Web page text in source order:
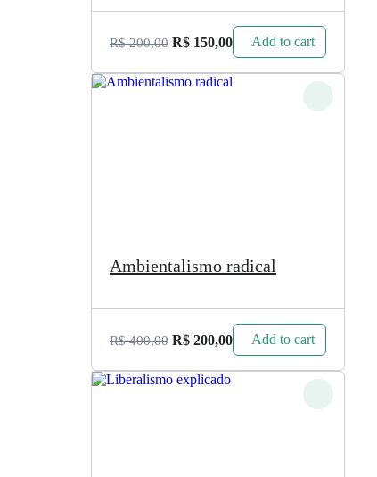
R$200,00 R$ 150,00 Add to cart
Ambientalismo radical
R$400,00 R$ 200,00 Add to cart